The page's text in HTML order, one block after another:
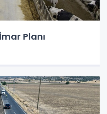
Planı